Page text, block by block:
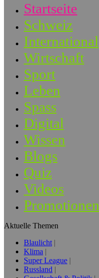
Startseite
Schweiz
International
Wirtschaft
Sport
Leben
Spass
Digital
Wissen
Blogs
Quiz
Videos
Promotionen
Aktuelle Themen
Blaulicht
Klima
Super League
Russland